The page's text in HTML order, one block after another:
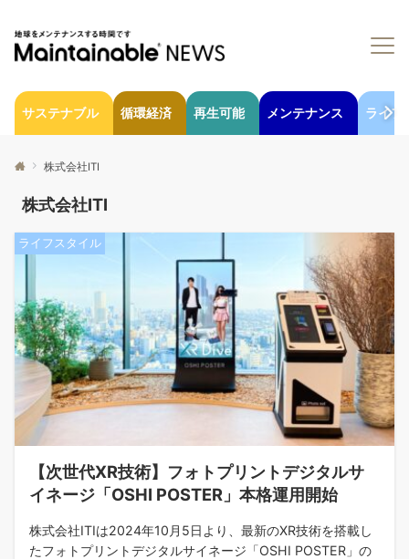
サステナブル 循環経済 再生可能 メンテナンス ライフ
株式会社ITI
株式会社ITI
ライフスタイル
【次世代XR技術】フォトプリントデジタルサ
イネージ「OSHI POSTER」本格運用開始
株式会社ITIは2024年10月5日より、最新のXR技術を搭載し
たフォトプリントデジタルサイネージ「OSHI POSTER」の